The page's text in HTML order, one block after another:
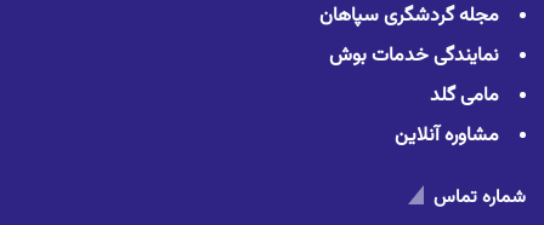
مجله گردشگری سپاهان
نمایندگی خدمات بوش
مامی گلد
مشاوره آنلاین
شماره تماس